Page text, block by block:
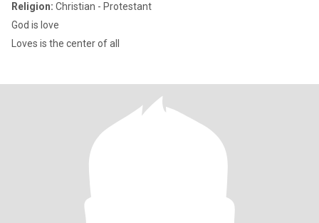
Religion: Christian - Protestant
God is love
Loves is the center of all